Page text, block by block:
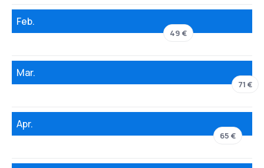
Feb.
49 €
Mar.
71 €
Apr.
65 €